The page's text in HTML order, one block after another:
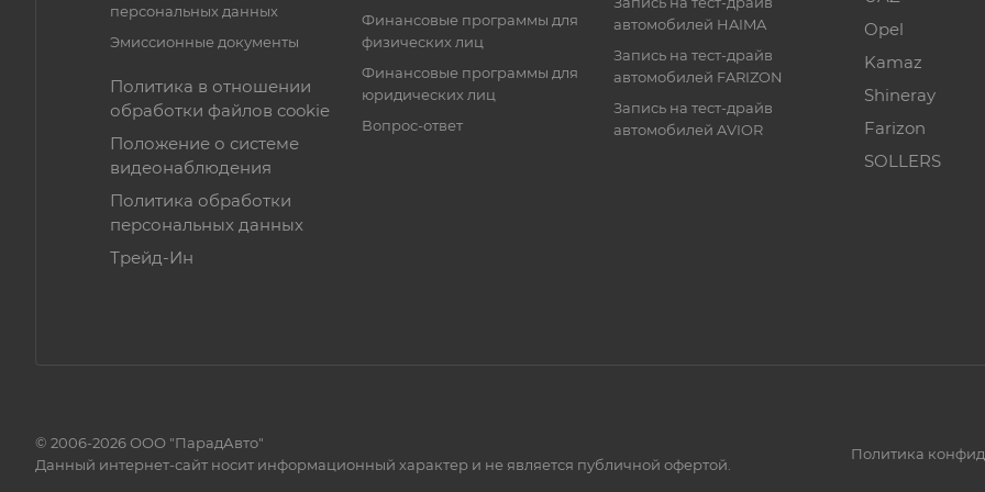
улица Колесникова 38, Минск,
Минская область
Пн. – Пт.: с 9:00 до 18:00
персональных данных
Эмиссионные документы
Политика в отношении
обработки файлов cookie
Положение о системе
видеонаблюдения
Политика обработки
персональных данных
Трейд-Ин
Финансовые программы для
физических лиц
Финансовые программы для
юридических лиц
Вопрос-ответ
автомобилей HAIMA
Запись на тест-драйв
автомобилей FARIZON
Запись на тест-драйв
автомобилей AVIOR
Opel
Kamaz
Shineray
Farizon
SOLLERS
© 2006-2026 ООО "ПарадАвто"
Данный интернет-сайт носит информационный характер и не является публичной офертой.
Политика